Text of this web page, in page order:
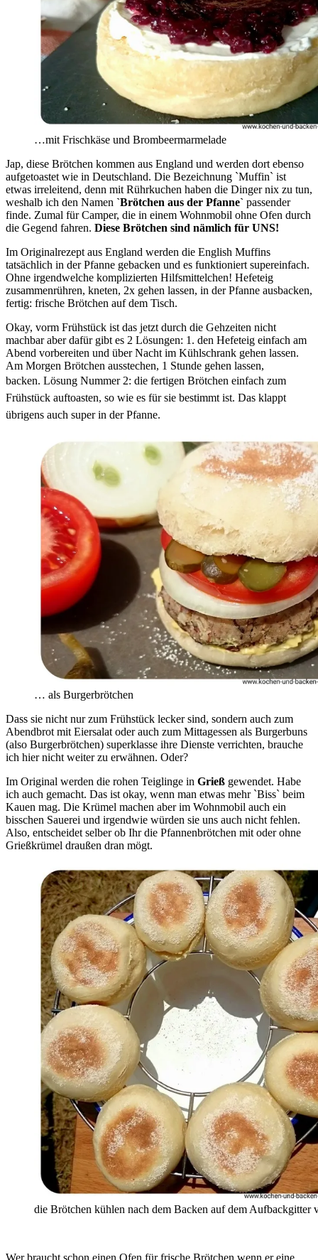
…mit Frischkäse und Brombeermarmelade
Jap, diese Brötchen kommen aus England und werden dort ebenso
aufgetoastet wie in Deutschland. Die Bezeichnung ˋMuffinˋ ist
etwas irreleitend, denn mit Rührkuchen haben die Dinger nix zu tun,
weshalb ich den Namen ˋBrötchen aus der Pfanneˋ passender
finde. Zumal für Camper, die in einem Wohnmobil ohne Ofen durch
die Gegend fahren. Diese Brötchen sind nämlich für UNS!
Im Originalrezept aus England werden die English Muffins
tatsächlich in der Pfanne gebacken und es funktioniert supereinfach.
Ohne irgendwelche komplizierten Hilfsmittelchen! Hefeteig
zusammenrühren, kneten, 2x gehen lassen, in der Pfanne ausbacken,
fertig: frische Brötchen auf dem Tisch.
Okay, vorm Frühstück ist das jetzt durch die Gehzeiten nicht
machbar aber dafür gibt es 2 Lösungen: 1. den Hefeteig einfach am
Abend vorbereiten und über Nacht im Kühlschrank gehen lassen.
Am Morgen Brötchen ausstechen, 1 Stunde gehen lassen,
backen. Lösung Nummer 2: die fertigen Brötchen einfach zum
Frühstück auftoasten, so wie es für sie bestimmt ist. Das klappt
übrigens auch super in der Pfanne.
… als Burgerbrötchen
Dass sie nicht nur zum Frühstück lecker sind, sondern auch zum
Abendbrot mit Eiersalat oder auch zum Mittagessen als Burgerbuns
(also Burgerbrötchen) superklasse ihre Dienste verrichten, brauche
ich hier nicht weiter zu erwähnen. Oder?
Im Original werden die rohen Teiglinge in Grieß gewendet. Habe
ich auch gemacht. Das ist okay, wenn man etwas mehr ˋBissˋ beim
Kauen mag. Die Krümel machen aber im Wohnmobil auch ein
bisschen Sauerei und irgendwie würden sie uns auch nicht fehlen.
Also, entscheidet selber ob Ihr die Pfannenbrötchen mit oder ohne
Grießkrümel draußen dran mögt.
die Brötchen kühlen nach dem Backen auf dem Aufbackgitter
Wer braucht schon einen Ofen für frische Brötchen wenn er eine